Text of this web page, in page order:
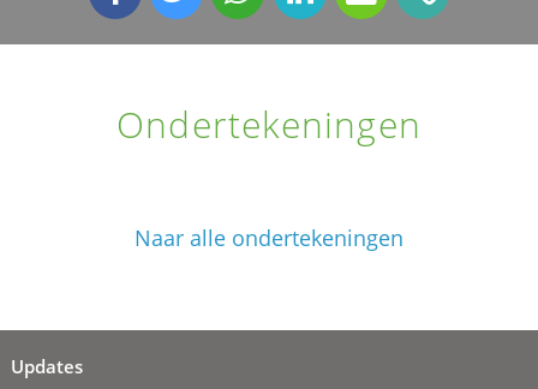
Ondertekeningen
Naar alle ondertekeningen
Updates